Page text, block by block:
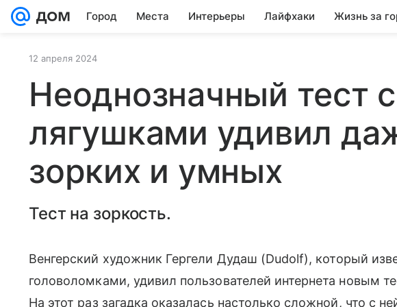
Город Места Интерьеры Лайфхаки Жизнь за
12 апреля 2024
Неоднозначный тест с
лягушками удивил
зорких и умных
Тест на зоркость.
Венгерский художник Гергели Дудаш (Dudolf), который
головоломками, удивил пользователей интернета новым
На этот раз загадка оказалась настолько сложной, что с